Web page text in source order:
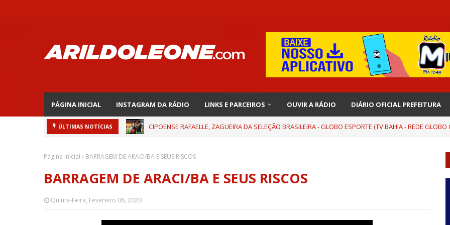
PÁGINA INICIAL INSTAGRAM DA RÁDIO LINKS E PARCEIROS OUVIR A RÁDIO DIÁRIO OFICIAL PREFEITURA
ÚLTIMAS NOTÍCIAS CIPOENSE RAFAELLE, ZAGUEIRA DA SELEÇÃO BRASILEIRA - GLOBO ESPORTE (TV BAHIA - REDE
Página inicial BARRAGEM DE ARACI/BA E SEUS RISCOS
BARRAGEM DE ARACI/BA E SEUS RISCOS
Quinta-Feira, Fevereiro 06, 2020